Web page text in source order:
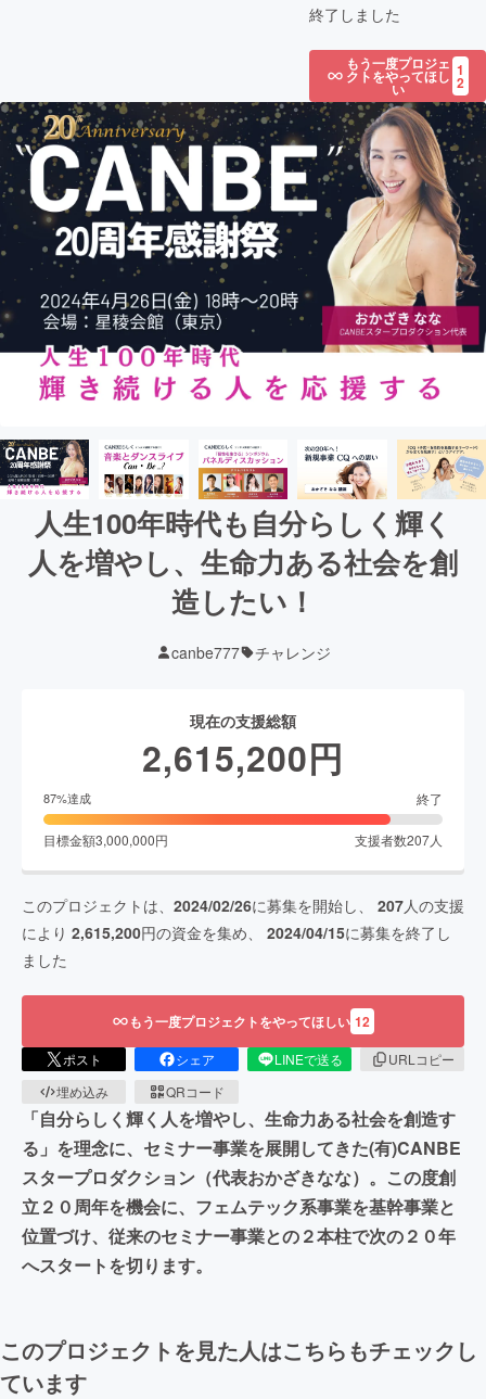
終了しました
もう一度プロジェ
クトをやってほし
い
1
2
人生100年時代も自分らしく輝く
人を増やし、生命力ある社会を創
造したい！
canbe777 チャレンジ
現在の支援総額
2,615,200円
87%達成 終了
目標金額3,000,000円 支援者数207人
このプロジェクトは、 2024/02/26に募集を開始し、 207人の支援
により 2,615,200円の資金を集め、 2024/04/15に募集を終了し
ました
もう一度プロジェクトをやってほしい 12
ポスト シェア LINEで送る
URLコピー
埋め込み
QRコード
「自分らしく輝く人を増やし、生命力ある社会を創造す
る」を理念に、セミナー事業を展開してきた(有)CANBE
スタープロダクション（代表おかざきなな）。この度創
立２０周年を機会に、フェムテック系事業を基幹事業と
位置づけ、従来のセミナー事業との２本柱で次の２０年
へスタートを切ります。
このプロジェクトを見た人はこちらもチェックし
ています